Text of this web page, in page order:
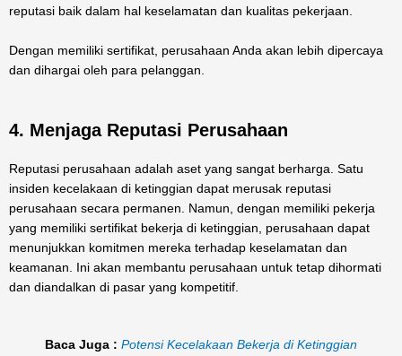
reputasi baik dalam hal keselamatan dan kualitas pekerjaan.
Dengan memiliki sertifikat, perusahaan Anda akan lebih dipercaya
dan dihargai oleh para pelanggan.
4. Menjaga Reputasi Perusahaan
Reputasi perusahaan adalah aset yang sangat berharga. Satu
insiden kecelakaan di ketinggian dapat merusak reputasi
perusahaan secara permanen. Namun, dengan memiliki pekerja
yang memiliki sertifikat bekerja di ketinggian, perusahaan dapat
menunjukkan komitmen mereka terhadap keselamatan dan
keamanan. Ini akan membantu perusahaan untuk tetap dihormati
dan diandalkan di pasar yang kompetitif.
Baca Juga : Potensi Kecelakaan Bekerja di Ketinggian